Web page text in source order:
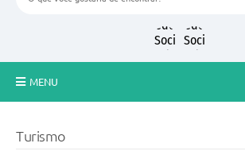
MENU
Turismo